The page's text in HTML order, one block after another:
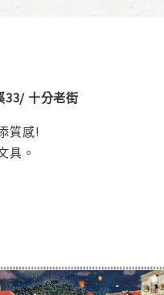
33/ 十分老街
質感!
具。